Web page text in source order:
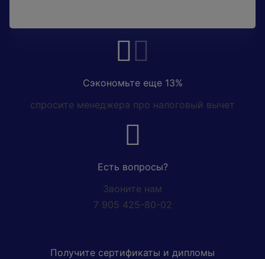
Сэкономьте еще 13%
спросите менеджера про налоговый вычет
Есть вопросы?
Звоните нам
7 905 425-80-02
Получите сертификаты и дипломы